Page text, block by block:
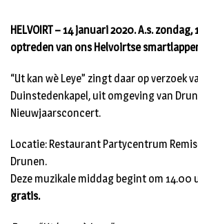
HELVOIRT – 14 januari 2020. A.s.
optreden van ons Helvoirtse
“Ut kan wè Leye” zingt daar op verzoek
Duinstedenkapel, uit omgeving van
Nieuwjaarsconcert.
Locatie: Restaurant Partycentrum
Drunen.
Deze muzikale middag begint om 14.00
gratis.